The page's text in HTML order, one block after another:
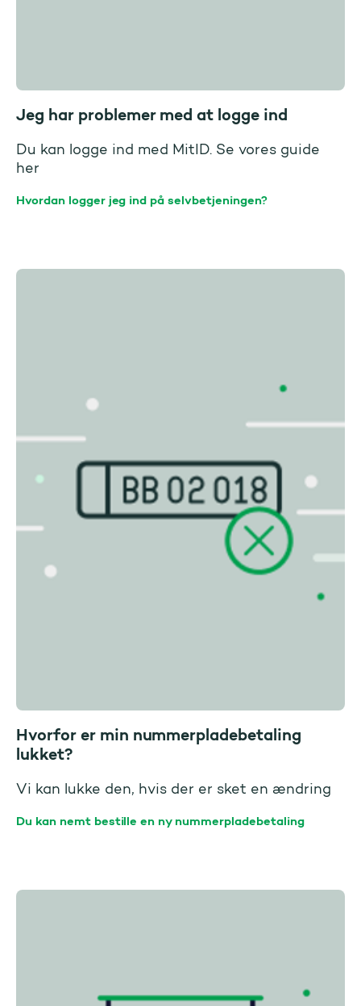
Jeg har problemer med at logge ind
Du kan logge ind med MitID. Se vores guide
her
Hvordan logger jeg ind på selvbetjeningen?
Hvorfor er min nummerpladebetaling
lukket?
Vi kan lukke den, hvis der er sket en ændring
Du kan nemt bestille en ny nummerpladebetaling